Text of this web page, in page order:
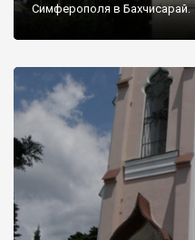
Симферополя в Бахчисарай.